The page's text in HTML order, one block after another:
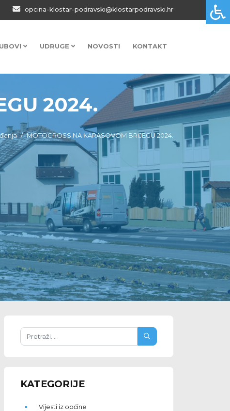
opcina-klostar-podravski@klostarpodravski.hr
UDRUGE NOVOSTI KONTAKT
2024.
MOTOCROSS NA KARASOVOM BRIJEGU 2024.
KATEGORIJE
Vijesti iz općine